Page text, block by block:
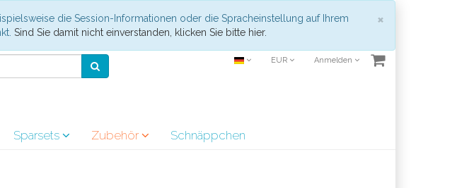
×
die Session-Informationen oder die Spracheinstellung auf Ihrem
Sind Sie damit nicht einverstanden, klicken Sie bitte hier.
EUR Anmelden
Sparsets Zubehör Schnäppchen